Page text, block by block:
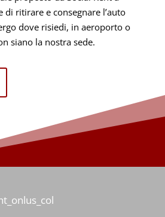
di ritirare e consegnare l’auto
dove risiedi, in aeroporto o
siano la nostra sede.